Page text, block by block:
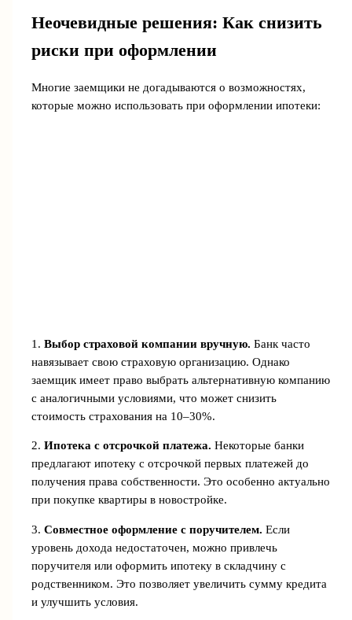
Неочевидные решения: Как снизить
риски при оформлении
Многие заемщики не догадываются о возможностях,
которые можно использовать при оформлении ипотеки:
1. Выбор страховой компании вручную. Банк часто
навязывает свою страховую организацию. Однако
заемщик имеет право выбрать альтернативную компанию
с аналогичными условиями, что может снизить
стоимость страхования на 10–30%.
2. Ипотека с отсрочкой платежа. Некоторые банки
предлагают ипотеку с отсрочкой первых платежей до
получения права собственности. Это особенно актуально
при покупке квартиры в новостройке.
3. Совместное оформление с поручителем. Если
уровень дохода недостаточен, можно привлечь
поручителя или оформить ипотеку в складчину с
родственником. Это позволяет увеличить сумму кредита
и улучшить условия.